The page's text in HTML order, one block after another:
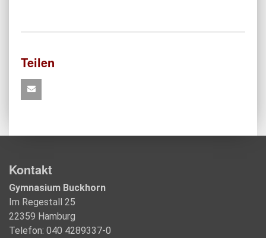
Teilen
Kontakt
Gymnasium Buckhorn
Im Regestall 25
22359 Hamburg
Telefon: 040 4289337-0